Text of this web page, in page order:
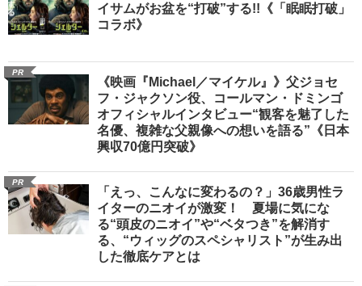
イサムがお盆を“打破”する!!《「眠眠打破」
コラボ》
PR
《映画『Michael／マイケル』》父ジョセ
フ・ジャクソン役、コールマン・ドミンゴ
オフィシャルインタビュー“観客を魅了した
名優、複雑な父親像への想いを語る”《日本
興収70億円突破》
PR
「えっ、こんなに変わるの？」36歳男性ラ
イターのニオイが激変！ 夏場に気にな
る“頭皮のニオイ”や“ベタつき”を解消す
る、“ウィッグのスペシャリスト”が生み出
した徹底ケアとは